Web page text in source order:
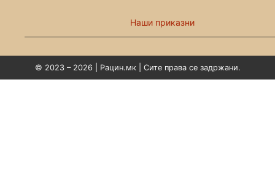
Наши приказни
© 2023 – 2026 | Рацин.мк | Сите права се задржани.